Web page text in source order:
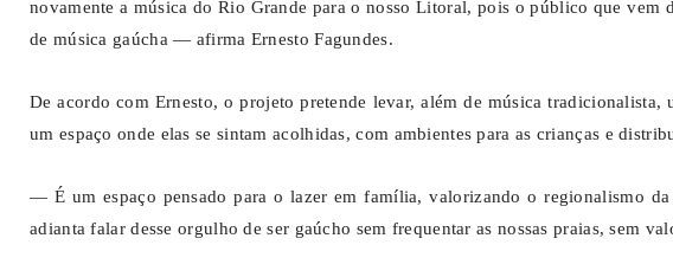
novamente a música do Rio Grande para o nosso Litoral, pois o público que vem
de música gaúcha — afirma Ernesto Fagundes.
De acordo com Ernesto, o projeto pretende levar, além de música tradicionalista,
um espaço onde elas se sintam acolhidas, com ambientes para as crianças e
— É um espaço pensado para o lazer em família, valorizando o regionalismo
adianta falar desse orgulho de ser gaúcho sem frequentar as nossas praias, sem